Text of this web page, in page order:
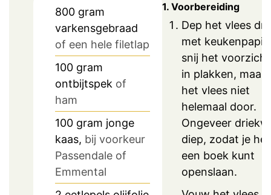
800 gram
varkensgebraad
of een hele filetlap
100 gram
ontbijtspek of
ham
100 gram jonge
kaas, bij voorkeur
Passendale of
Emmental
1. Voorbereiding
Dep het vlees
met
snij het
in plakken, maar
het vlees niet
helemaal door.
Ongeveer
diep, zodat je
een boek kunt
openslaan.